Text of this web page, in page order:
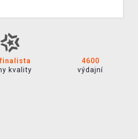
kvality
4600
výdajní